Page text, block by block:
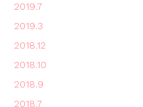
2019.7
2019.3
2018.12
2018.10
2018.9
2018.7